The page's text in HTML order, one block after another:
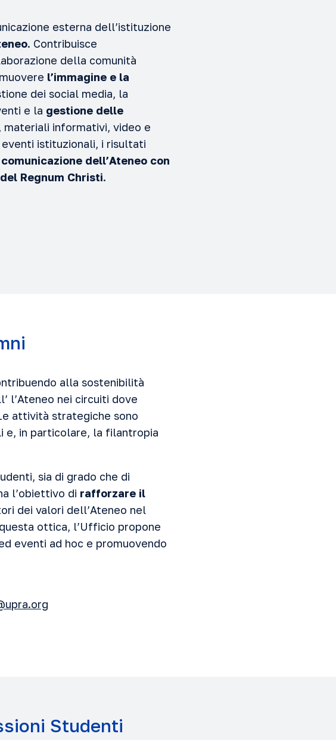
esterna dell’istituzione
. Contribuisce
della comunità
l’immagine e la
dei social media, la
e la gestione delle
informativi, video e
istituzionali, i risultati
comunicazione dell’Ateneo con
Regnum Christi.
alla sostenibilità
l’Ateneo nei circuiti dove
attività strategiche sono
e, in particolare, la filantropia
sia di grado che di
l’obiettivo di rafforzare il
dei valori dell’Ateneo nel
ottica, l’Ufficio propone
eventi ad hoc e promuovendo
Studenti